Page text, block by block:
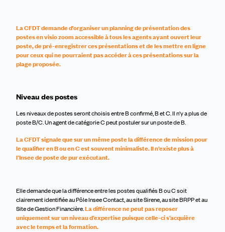
La CFDT demande d'organiser un planning de présentation des
postes en visio zoom accessible à tous les agents ayant ouvert leur
poste, de pré-enregistrer ces présentations et de les mettre en ligne
pour ceux qui ne pourraient pas accéder à ces présentations sur la
plage proposée.
Niveau des postes
Les niveaux de postes seront choisis entre B confirmé, B et C. Il n'y a plus de
poste B/C. Un agent de catégorie C peut postuler sur un poste de B.
La CFDT signale que sur un même poste la différence de mission pour
le qualifier en B ou en C est souvent minimaliste. Il n’existe plus à
l’Insee de poste de pur exécutant.
Elle demande que la différence entre les postes qualifiés B ou C soit
clairement identifiée au Pôle Insee Contact, au site Sirene, au site BRPP et au
Site de Gestion Financière.La différence ne peut pas reposer
uniquement sur un niveau d’expertise puisque celle-ci s’acquière
avec le temps et la formation.